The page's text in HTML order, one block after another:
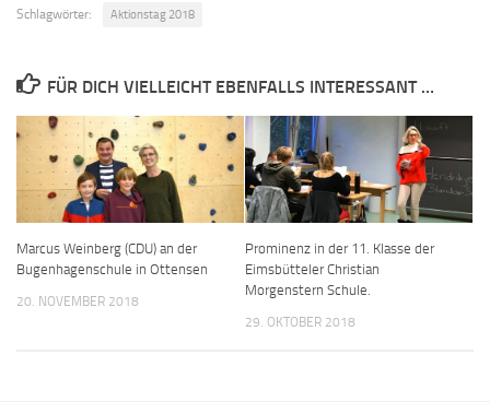
Schlagwörter: Aktionstag 2018
FÜR DICH VIELLEICHT EBENFALLS INTERESSANT …
Marcus Weinberg (CDU) an der
Bugenhagenschule in Ottensen
20. NOVEMBER 2018
Prominenz in der 11. Klasse der
Eimsbütteler Christian
Morgenstern Schule.
29. OKTOBER 2018